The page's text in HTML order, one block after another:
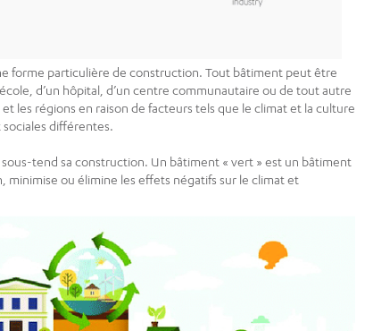
forme particulière de construction. Tout bâtiment peut être
d’un hôpital, d’un centre communautaire ou de tout autre
les régions en raison de facteurs tels que le climat et la culture
différentes.
tend sa construction. Un bâtiment « vert » est un bâtiment
ou élimine les effets négatifs sur le climat et